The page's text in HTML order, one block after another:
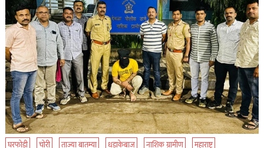
घरफोडी चोरी ताज्या बातम्या धडाकेबाज नाशिक ग्रामीण
महाराष्ट्र